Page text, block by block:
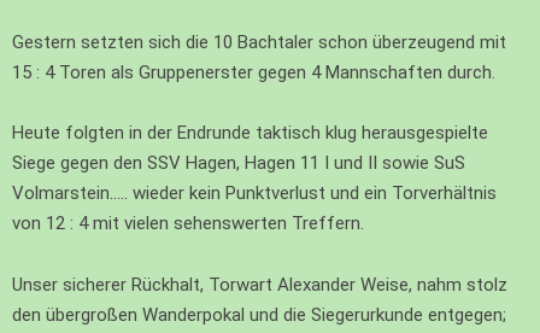
Gestern setzten sich die 10 Bachtaler schon überzeugend mit
15 : 4 Toren als Gruppenerster gegen 4 Mannschaften durch.
Heute folgten in der Endrunde taktisch klug herausgespielte
Siege gegen den SSV Hagen, Hagen 11 I und II sowie SuS
Volmarstein….. wieder kein Punktverlust und ein Torverhältnis
von 12 : 4 mit vielen sehenswerten Treffern.
Unser sicherer Rückhalt, Torwart Alexander Weise, nahm stolz
den übergroßen Wanderpokal und die Siegerurkunde entgegen;